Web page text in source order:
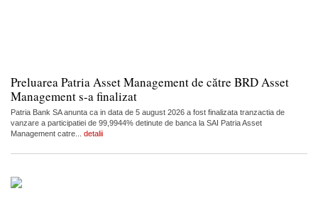
Preluarea Patria Asset Management de către BRD Asset
Management s-a finalizat
Patria Bank SA anunta ca in data de 5 august 2026 a fost finalizata tranzactia de
vanzare a participatiei de 99,9944% detinute de banca la SAI Patria Asset
Management catre... detalii